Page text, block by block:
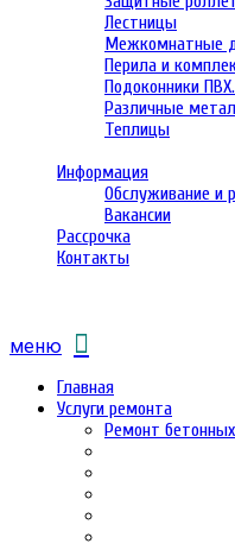
Лестницы
Межкомнатные
Перила и
Подоконники
Различные
Теплицы
Информация
Обслуживание и
Вакансии
Рассрочка
Контакты
меню
Главная
Услуги ремонта
Ремонт